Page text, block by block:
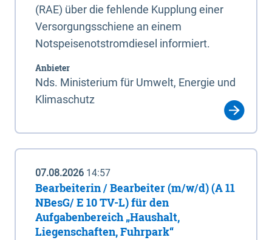
(RAE) über die fehlende Kupplung einer
Versorgungsschiene an einem
Notspeisenotstromdiesel informiert.
Anbieter
Nds. Ministerium für Umwelt, Energie und
Klimaschutz
07.08.2026 14:57
Bearbeiterin / Bearbeiter (m/w/d) (A 11
NBesG/ E 10 TV-L) für den
Aufgabenbereich „Haushalt,
Liegenschaften, Fuhrpark“